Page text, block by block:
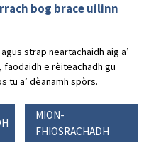
bog brace uilinn
strap neartachaidh aig a’
faodaidh e rèiteachadh gu
tu a’ dèanamh spòrs.
MION-
FHIOSRACHADH